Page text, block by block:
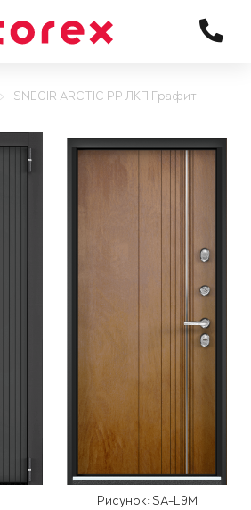
SNEGIR ARCTIC PP ЛКП Графит
Рисунок: SA-L9M